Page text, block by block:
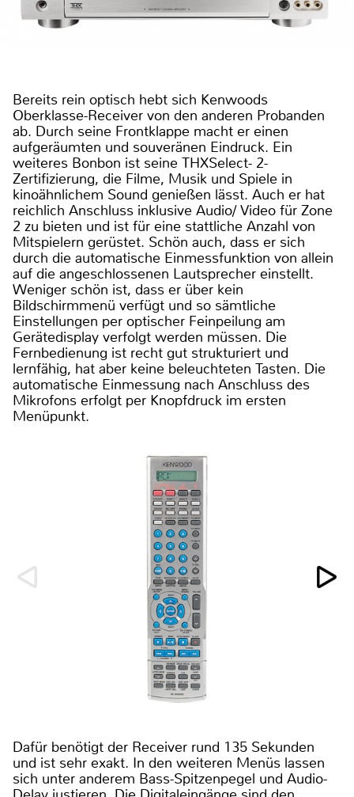
Bereits rein optisch hebt sich Kenwoods
Oberklasse-Receiver von den anderen Probanden
ab. Durch seine Frontklappe macht er einen
aufgeräumten und souveränen Eindruck. Ein
weiteres Bonbon ist seine THXSelect- 2-
Zertifizierung, die Filme, Musik und Spiele in
kinoähnlichem Sound genießen lässt. Auch er hat
reichlich Anschluss inklusive Audio/ Video für Zone
2 zu bieten und ist für eine stattliche Anzahl von
Mitspielern gerüstet. Schön auch, dass er sich
durch die automatische Einmessfunktion von allein
auf die angeschlossenen Lautsprecher einstellt.
Weniger schön ist, dass er über kein
Bildschirmmenü verfügt und so sämtliche
Einstellungen per optischer Feinpeilung am
Gerätedisplay verfolgt werden müssen. Die
Fernbedienung ist recht gut strukturiert und
lernfähig, hat aber keine beleuchteten Tasten. Die
automatische Einmessung nach Anschluss des
Mikrofons erfolgt per Knopfdruck im ersten
Menüpunkt.
Dafür benötigt der Receiver rund 135 Sekunden
und ist sehr exakt. In den weiteren Menüs lassen
sich unter anderem Bass-Spitzenpegel und Audio-